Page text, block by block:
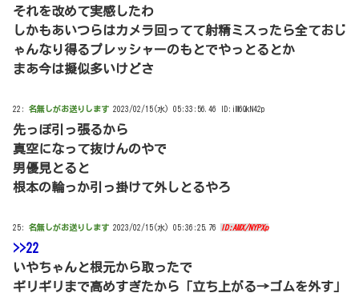
それを改めて実感したわ
しかもあいつらはカメラ回ってて射精ミスったら全ておじ
ゃんなり得るプレッシャーのもとでやっとるとか
まあ今は擬似多いけどさ
22: 名無しがお送りします 2023/02/15(水) 05:33:56.46 ID:iM6QkN42p
先っぽ引っ張るから
真空になって抜けんのやで
男優見とると
根本の輪っか引っ掛けて外しとるやろ
25: 名無しがお送りします 2023/02/15(水) 05:36:25.76 ID:AMX/NYPXp
>>22
いやちゃんと根元から取ったで
ギリギリまで高めすぎたから「立ち上がる→ゴムを外す」